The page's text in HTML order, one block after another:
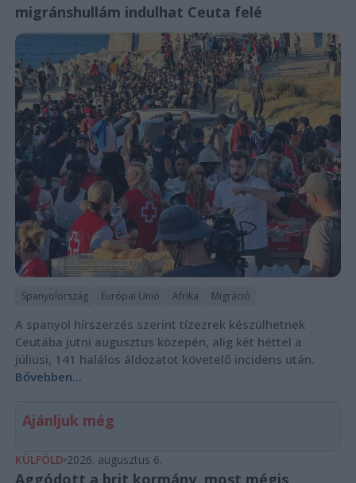
migránshullám indulhat Ceuta felé
Spanyolország Európai Unió Afrika Migráció
A spanyol hírszerzés szerint tízezrek készülhetnek
Ceutába jutni augusztus közepén, alig két héttel a
júliusi, 141 halálos áldozatot követelő incidens után.
Bővebben...
Ajánljuk még
KÜLFÖLD 2026. augusztus 6.
Aggódott a brit kormány, most mégis